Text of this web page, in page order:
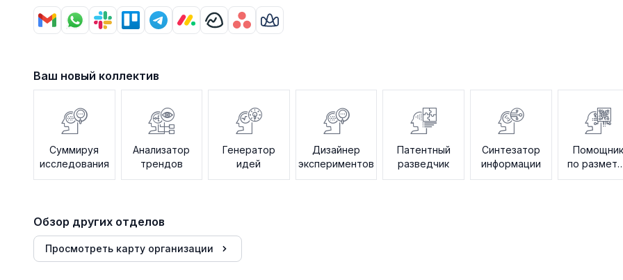
Ваш новый коллектив
Суммируя
исследования
Анализатор
трендов
Генератор
идей
Дизайнер
экспериментов
Патентный
разведчик
Синтезатор
информации
Помощник
по
данных
Обзор других отделов
Просмотреть карту организации